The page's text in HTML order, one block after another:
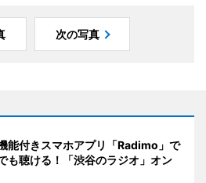
次の写真
能付きスマホアプリ「Radimo」で
も聴ける！「渋谷のラジオ」オン